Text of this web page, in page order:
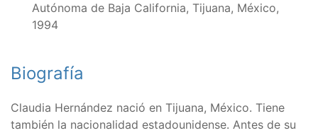
Autónoma de Baja California, Tijuana, México,
1994
Biografía
Claudia Hernández nació en Tijuana, México. Tiene
también la nacionalidad estadounidense. Antes de su